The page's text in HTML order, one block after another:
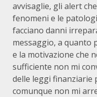
avvisaglie, gli alert
fenomeni e le
facciano danni
messaggio, a quanto
e la motivazione che
sufficiente non mi
delle leggi finanziarie
comunque non mi